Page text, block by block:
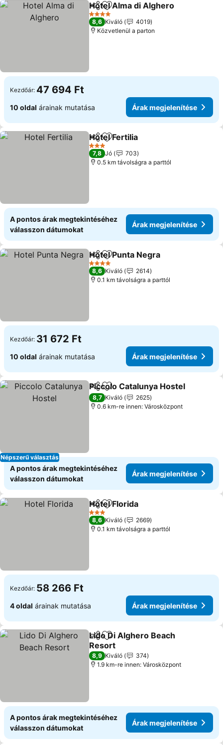
Megosztás
Hozzáadás a kedvencekhez
Hotel Alma di Alghero
4 Kategória
8,6 Kiváló
4019
Közvetlenül a parton
Kezdőár: 47 694 Ft
10 oldal árainak mutatása Árak megjelenítése
Megosztás
Hozzáadás a kedvencekhez
Hotel Fertilia
3 Kategória
7,8 Jó
703
0.5 km távolságra a parttól
A pontos árak megtekintéséhez
válasszon dátumokat
Árak megjelenítése
Megosztás
Hozzáadás a kedvencekhez
Hotel Punta Negra
4 Kategória
8,6 Kiváló
2614
0.1 km távolságra a parttól
Kezdőár: 31 672 Ft
10 oldal árainak mutatása Árak megjelenítése
Népszerű választás
Megosztás
Hozzáadás a kedvencekhez
Piccolo Catalunya Hostel
8,7 Kiváló
2625
0.6 km-re innen: Városközpont
A pontos árak megtekintéséhez
válasszon dátumokat
Árak megjelenítése
Megosztás
Hozzáadás a kedvencekhez
Hotel Florida
3 Kategória
8,6 Kiváló
2669
0.1 km távolságra a parttól
Kezdőár: 58 266 Ft
4 oldal árainak mutatása Árak megjelenítése
Megosztás
Hozzáadás a kedvencekhez
Lido Di Alghero Beach
Resort
8,9 Kiváló
374
1.9 km-re innen: Városközpont
A pontos árak megtekintéséhez
válasszon dátumokat
Árak megjelenítése